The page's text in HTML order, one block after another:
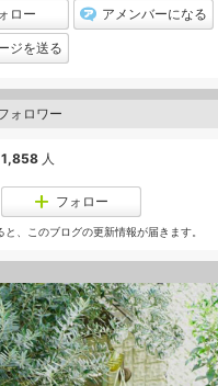
ン
ロー アメンバーになる
ジを送る
ォロワー
1,858 人
フォロー
と、このブログの更新情報が届きます。